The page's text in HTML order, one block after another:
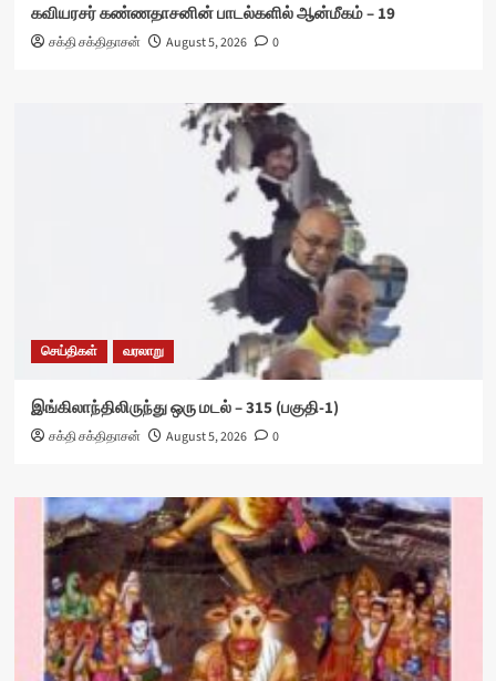
கவியரசர் கண்ணதாசனின் பாடல்களில் ஆன்மீகம் – 19
சக்தி சக்திதாசன் August 5, 2026 0
செய்திகள் வரலாறு
இங்கிலாந்திலிருந்து ஒரு மடல் – 315 (பகுதி-1)
சக்தி சக்திதாசன் August 5, 2026 0